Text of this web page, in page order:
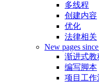
多线程
创建内容
优化
法律相关
New pages
渐进式教
编写脚本
项目工作